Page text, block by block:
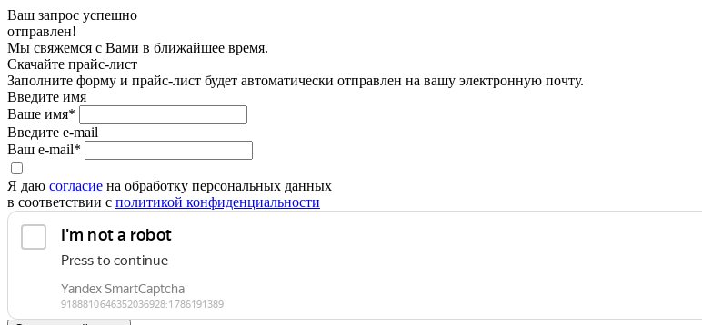
Ваш запрос успешно
отправлен!
Мы свяжемся с Вами в ближайшее время.
Скачайте прайс-лист
Заполните форму и прайс-лист будет автоматически отправлен на вашу электронную почту.
Введите имя
Ваше имя*
Введите e-mail
Ваш e-mail*
Я даю согласие на обработку персональных данных
в соответствии с политикой конфиденциальности